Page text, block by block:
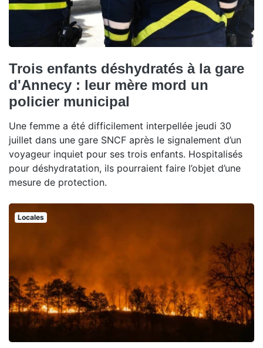
Trois enfants déshydratés à la gare
d'Annecy : leur mère mord un
policier municipal
Une femme a été difficilement interpellée jeudi 30
juillet dans une gare SNCF après le signalement d’un
voyageur inquiet pour ses trois enfants. Hospitalisés
pour déshydratation, ils pourraient faire l’objet d’une
mesure de protection.
Locales